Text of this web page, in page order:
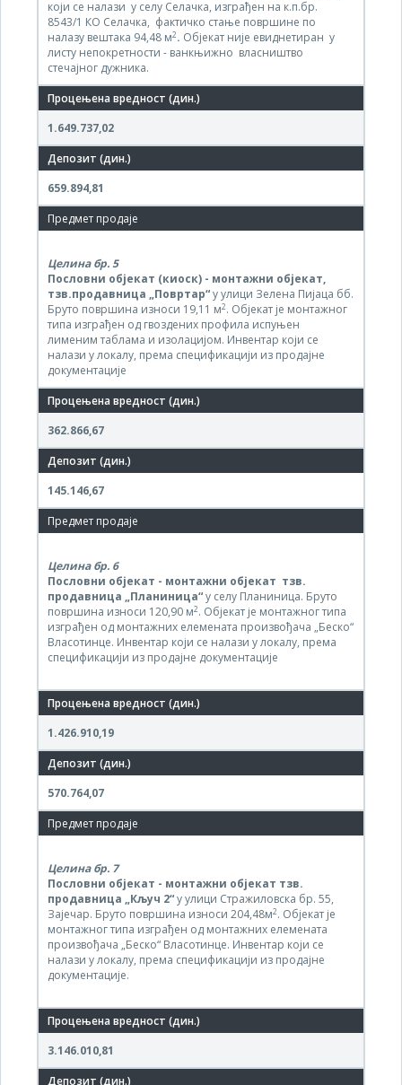
који се налази у селу Селачка, изграђен на к.п.бр.
8543/1 КО Селачка, фактичко стање површине по
налазу вештака 94,48 м2. Објекат није евиднетиран у
листу непокретности - ванкњижно власништво
стечајног дужника.
1.649.737,02
659.894,81
Целина бр.5
Пословни објекат (киоск) - монтажни објекат,
тзв.продавница „Повртар“у улици Зелена Пијаца бб.
Бруто површина износи 19,11 м2. Објекат је монтажног
типа изграђен од гвоздених профила испуњен
лименим таблама и изолацијом. Инвентар који се
налази у локалу, према спецификацији из продајне
документације
362.866,67
145.146,67
Целина бр. 6
Пословни објекат - монтажни објекат тзв.
продавница „Планиница“у селу Планиница. Бруто
површина износи 120,90 м2. Објекат је монтажног типа
изграђен од монтажних елемената произвођача „Беско“
Власотинце. Инвентар који се налази у локалу, према
спецификацији из продајне документације
1.426.910,19
570.764,07
Целина бр. 7
Пословни објекат - монтажни објекат тзв.
продавница „Кључ 2“у улици Стражиловска бр. 55,
Зајечар. Бруто површина износи 204,48м2. Објекат је
монтажног типа изграђен од монтажних елемената
произвођача „Беско“ Власотинце. Инвентар који се
налази у локалу, према спецификацији из продајне
документације.
3.146.010,81